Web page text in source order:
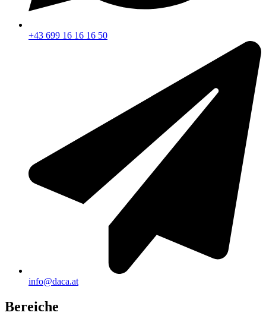
+43 699 16 16 16 50
info@daca.at
Bereiche